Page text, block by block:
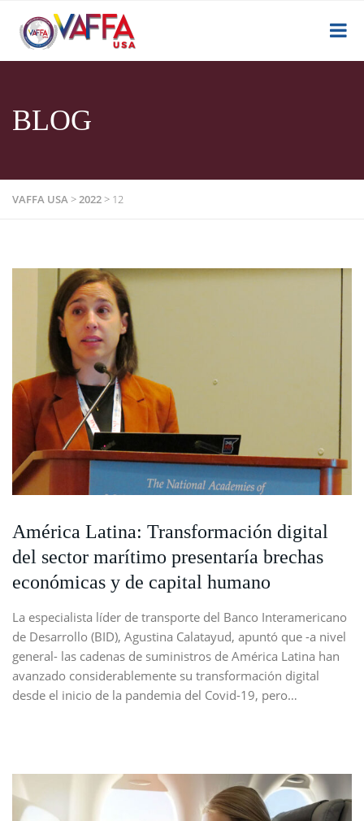
BLOG
VAFFA USA>2022> 12
América Latina: Transformación digital
del sector marítimo presentaría brechas
económicas y de capital humano
La especialista líder de transporte del Banco Interamericano
de Desarrollo (BID), Agustina Calatayud, apuntó que -a nivel
general- las cadenas de suministros de América Latina han
avanzado considerablemente su transformación digital
desde el inicio de la pandemia del Covid-19, pero…